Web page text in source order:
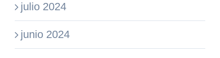
julio 2024
junio 2024